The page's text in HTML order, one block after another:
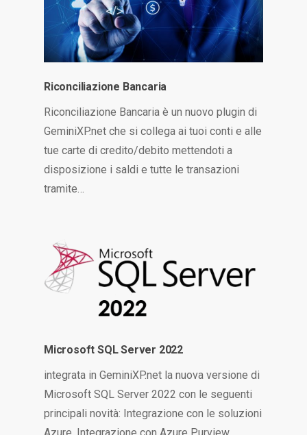
Riconciliazione Bancaria
Riconciliazione Bancaria è un nuovo plugin di
GeminiXP.net che si collega ai tuoi conti e alle
tue carte di credito/debito mettendoti a
disposizione i saldi e tutte le transazioni
tramite…
Microsoft SQL Server 2022
integrata in GeminiXP.net la nuova versione di
Microsoft SQL Server 2022 con le seguenti
principali novità: Integrazione con le soluzioni